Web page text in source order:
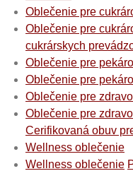
Oblečenie pre
Oblečenie pre
cukrárskych
Oblečenie pre
Oblečenie pre
Oblečenie pre
Oblečenie pre
Cerifikovaná obuv
Wellness oblečenie
Wellness oblečenie